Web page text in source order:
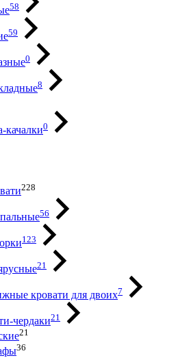
58
59
0
8
качалки0
228
56
123
21
кровати для двоих7
чердаки21
21
36